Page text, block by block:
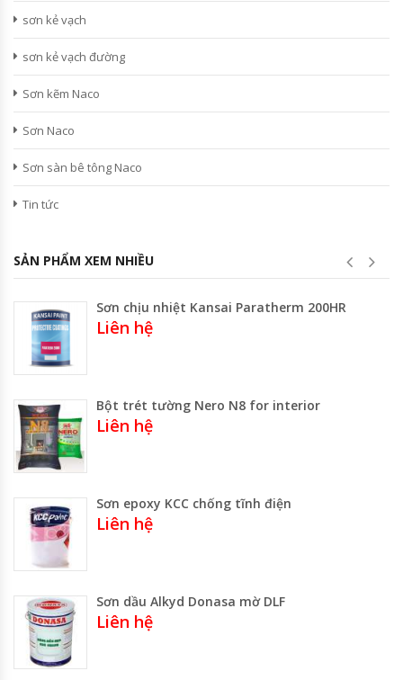
sơn kẻ vạch
sơn kẻ vạch đường
Sơn kẽm Naco
Sơn Naco
Sơn sàn bê tông Naco
Tin tức
SẢN PHẨM XEM NHIỀU
Sơn chịu nhiệt Kansai Paratherm 200HR
Liên hệ
Bột trét tường Nero N8 for interior
Liên hệ
Sơn epoxy KCC chống tĩnh điện
Liên hệ
Sơn dầu Alkyd Donasa mờ DLF
Liên hệ